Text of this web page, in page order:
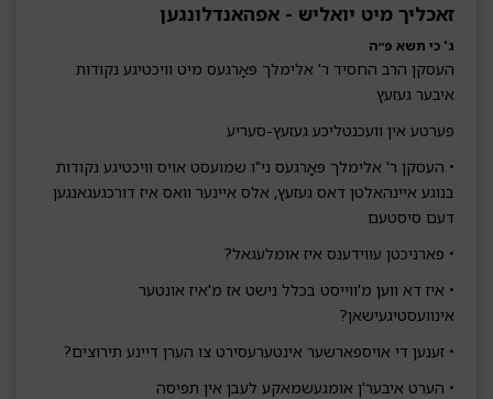
זאכליך מיט יואליש - אפהאנדלונגען
ג' כי תשא פ״ה
העסקן הרב החסיד ר' אלימלך פּאָרגעס מיט וויכטיגע נקודות
איבער געזעץ
פערטע אין וועכנטליכע געזעץ-סעריע
• העסקן ר' אלימלך פּאָרגעס ני"ו שמועסט אויס וויכטיגע נקודות
בנוגע איינהאלטן דאס געזעץ, אלס איינער וואס איז דורכגעגאנגען
דעם סיסטעם
• פארניכטן עווידענס איז אומלעגאל?
• איז דא ווען מ'ווייסט בכלל נישט אז מ'איז אונטער
אינוועסטיגעישאן?
• זענען די אויספארשער אינטערעסירט צו הערן דיינע תירוצים?
• הערט איבער'ן אומגעשמאקע לעבן אין תפיסה